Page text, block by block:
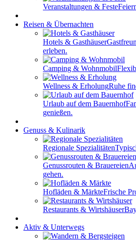
Veranstaltungen & Feste
Reisen & Übernachten
Hotels & Gasthäuser
erleben.
Camping & Wohnmobil
Wellness & ErholungRuhe
Urlaub auf dem Bauernhof
genießen.
Genuss & Kulinarik
Regionale Spezialitäten
Genussrouten & Brauereien
gehen.
Hofläden & MärkteFrische
Restaurants & Wirtshäuser
Aktiv & Unterwegs